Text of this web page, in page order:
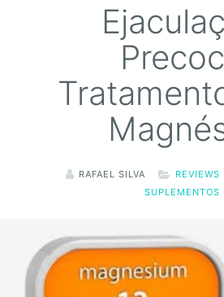
RAFAEL SILVA REVIEWS
SUPLEMENTOS